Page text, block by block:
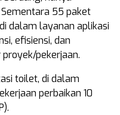
55 paket
dalam layanan aplikasi
efisiensi, dan
pekerjaan.
toilet, di dalam
perbaikan 10